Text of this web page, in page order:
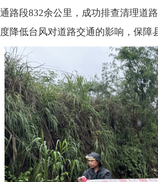
路段832余公里，成功排查清理道
降低台风对道路交通的影响，保障